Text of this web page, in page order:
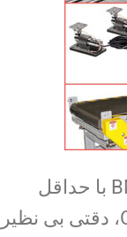
لودسل BM11 با حداقل
تعداد تقسیمات 15000 در کلاس C3، دقتی بی نظیر